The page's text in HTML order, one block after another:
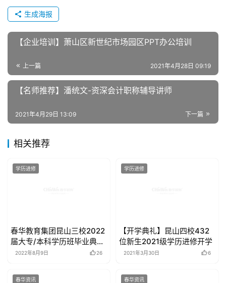
生成海报
【企业培训】萧山区新世纪市场园区PPT办公培训
上一篇 2021年4月28日 09:19
【名师推荐】潘统文-资深会计职称辅导讲师
下一篇
2021年4月29日 13:09
相关推荐
学历进修
春华教育集团昆山三校2022
届大专/本科学历班毕业典礼
暨答谢酒会圆满举行
2022年8月9日 26
学历进修
【开学典礼】昆山四校432
位新生2021级学历进修开学
2021年3月30日 6
春华资讯 春华资讯